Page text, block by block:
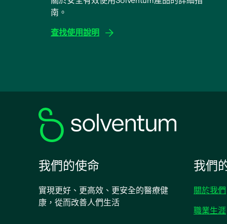
南。
查找使用說明
new
我們的使命
實現更好、更高效、更安全的醫療健
康，從而改善人們生活
我們
關於我們
職業生涯